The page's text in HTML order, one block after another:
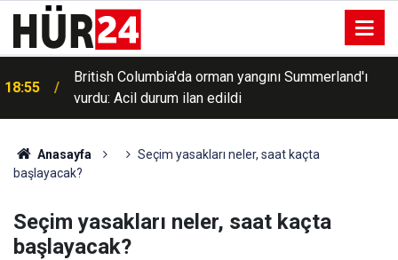
18:55
British Columbia'da orman yangını Summerland'ı
vurdu: Acil durum ilan edildi
Anasayfa
Seçim yasakları neler, saat kaçta
başlayacak?
Seçim yasakları neler, saat kaçta
başlayacak?